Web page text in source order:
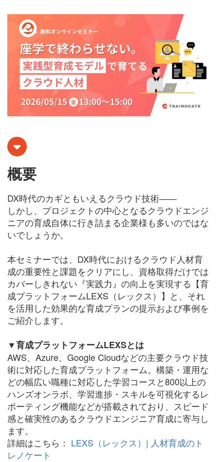
概要
DX時代のカギともいえるクラウド技術――
しかし、プロジェクトの中心となるクラウドエンジ
ニアの育成自体に行き詰まる企業様も多いのではな
いでしょうか。
本セミナーでは、DX時代におけるクラウド人材育
成の重要性と課題をクリアにし、資格取得だけでは
カバーしきれない『実践力』の向上を実現する【育
成プラットフォームLEXS（レックス）】と、それ
を活用した効果的な育成プランの提示および事例を
ご紹介します。
▼育成プラットフォームLEXSとは
AWS、Azure、Google Cloudなどの主要クラウド技
術に対応した育成プラットフォーム。構築・運用な
どの幅広い職種に対応した学習コースと800以上の
ハンズオンラボ、学習進捗・スキルを可視化するレ
ポーティング機能などが搭載されており、スピード
感と確実性のあるクラウドエンジニア育成に寄与し
ます。
詳細はこちら： LEXS（レックス）| 人材育成のト
レノケート